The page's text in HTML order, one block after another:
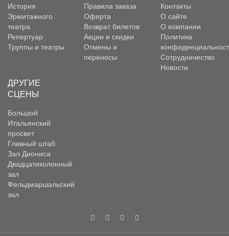
История
Эрмитажного
театра
Репертуар
Труппы и театры
Правила заказа
Оферта
Возврат билетов
Акции и скидки
Отмены и
переносы
Контакты
О сайте
О компании
Политика
Сотрудничество
Новости
ДРУГИЕ
СЦЕНЫ
Большой
Итальянский
просвет
Главный штаб
Зал Диониса
Двадцатиколонный
зал
Фельдмаршальский
зал